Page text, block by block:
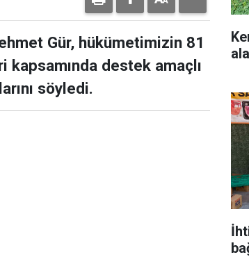
Gür, hükümetimizin 81
destek amaçlı
söyledi.